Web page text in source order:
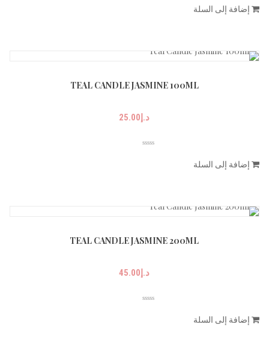
إضافة إلى السلة
TEAL CANDLE JASMINE 100ML
د.إ25.00
إضافة إلى السلة
TEAL CANDLE JASMINE 200ML
د.إ45.00
إضافة إلى السلة